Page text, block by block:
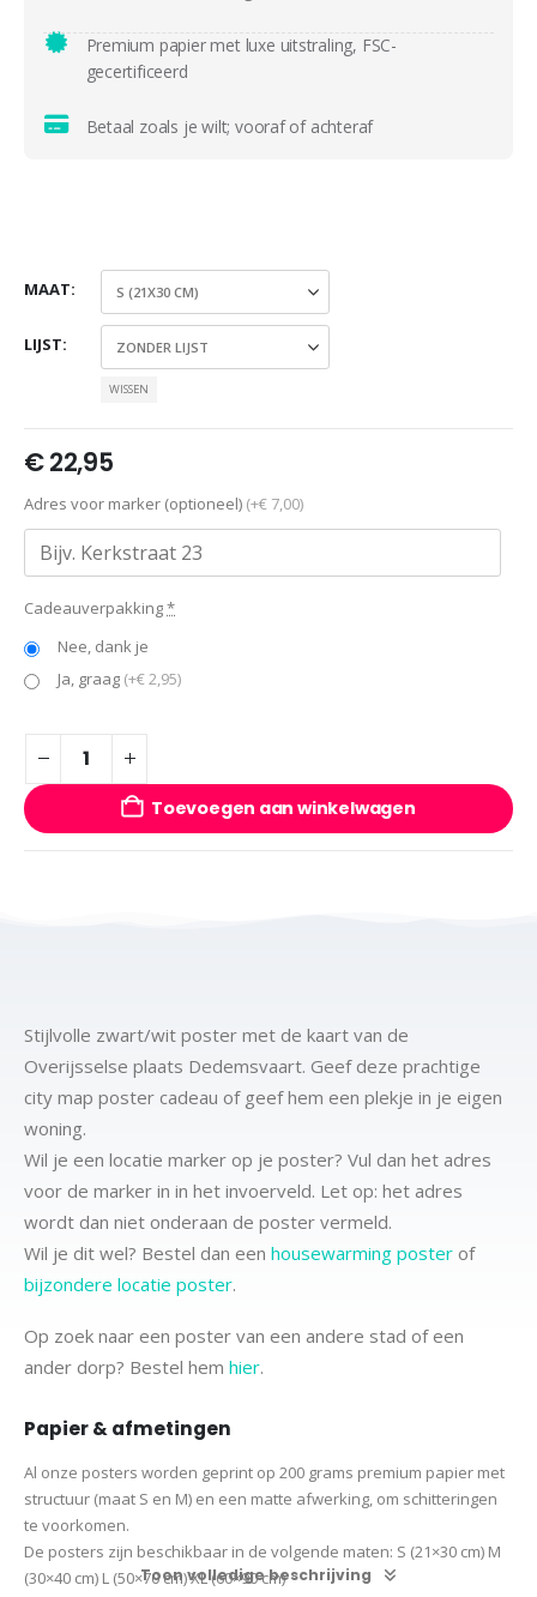
Premium papier met luxe uitstraling, FSC-
gecertificeerd
Betaal zoals je wilt; vooraf of achteraf
MAAT
LIJST
WISSEN
€22,95
Adres voor marker (optioneel) (+€ 7,00)
Cadeauverpakking*
Nee, dank je
Ja, graag (+€ 2,95)
Toevoegen aan winkelwagen
Stijlvolle zwart/wit poster met de kaart van de
Overijsselse plaats Dedemsvaart. Geef deze prachtige
city map poster cadeau of geef hem een plekje in je eigen
woning.
Wil je een locatie marker op je poster? Vul dan het adres
voor de marker in in het invoerveld. Let op: het adres
wordt dan niet onderaan de poster vermeld.
Wil je dit wel? Bestel dan een housewarming poster of
bijzondere locatie poster.
Op zoek naar een poster van een andere stad of een
ander dorp? Bestel hem hier.
Papier & afmetingen
Al onze posters worden geprint op 200 grams premium papier met
structuur (maat S en M) en een matte afwerking, om schitteringen
te voorkomen.
De posters zijn beschikbaar in de volgende maten: S (21×30 cm) M
(30×40 cm) L (50×70 cm) XL (60×90 cm)
Toon volledige beschrijving